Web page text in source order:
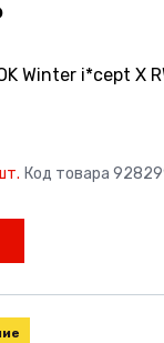
Winter i*cept X
Код товара